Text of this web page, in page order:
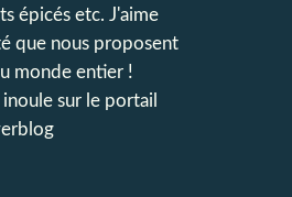
épicés etc. J'aime
que nous proposent
monde entier !
inoulesur le portail